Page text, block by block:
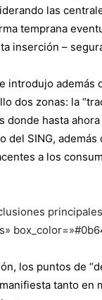
las
temprana
inserción –
introdujo
dos zonas: la
donde hasta
del SING, además
a los
los puntos de
tanto